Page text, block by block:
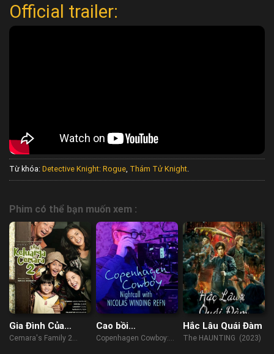
Official trailer:
Từ khóa: Detective Knight: Rogue, Thám Tử Knight.
Phim có thể bạn muốn xem :
Gia Đình Của
Cemara 2
Cemara's Family 2
Cao bồi
Copenhagen: Trò
Copenhagen Cowboy:
Hắc Lâu Quái Đàm
The HAUNTING (2023)